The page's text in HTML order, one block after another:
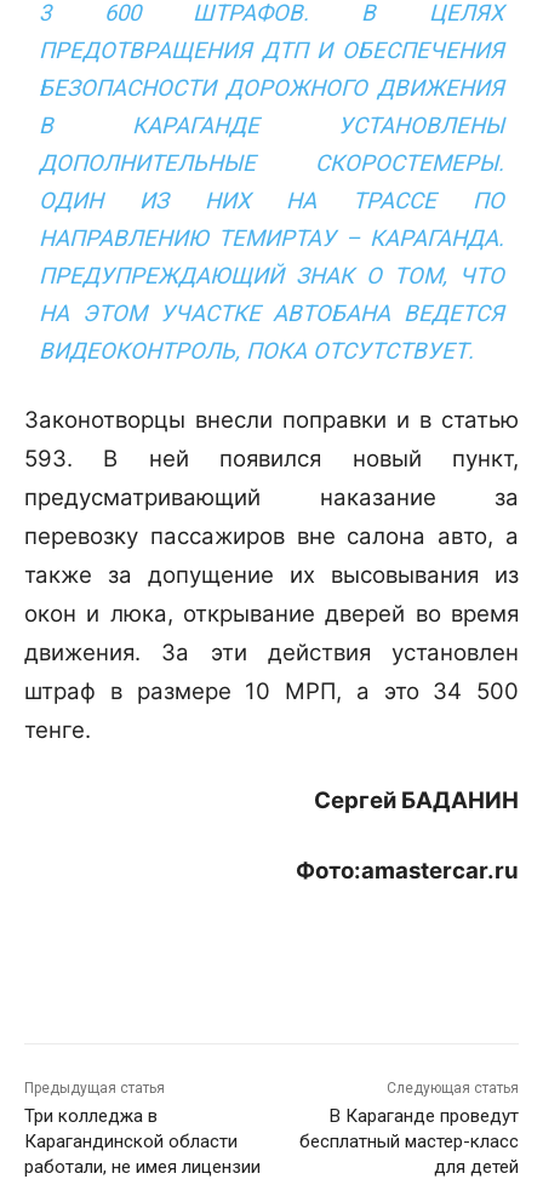
3 600 ШТРАФОВ. В ЦЕЛЯХ
ПРЕДОТВРАЩЕНИЯ ДТП И ОБЕСПЕЧЕНИЯ
БЕЗОПАСНОСТИ ДОРОЖНОГО ДВИЖЕНИЯ
В КАРАГАНДЕ УСТАНОВЛЕНЫ
ДОПОЛНИТЕЛЬНЫЕ СКОРОСТЕМЕРЫ.
ОДИН ИЗ НИХ НА ТРАССЕ ПО
НАПРАВЛЕНИЮ ТЕМИРТАУ – КАРАГАНДА.
ПРЕДУПРЕЖДАЮЩИЙ ЗНАК О ТОМ, ЧТО
НА ЭТОМ УЧАСТКЕ АВТОБАНА ВЕДЕТСЯ
ВИДЕОКОНТРОЛЬ, ПОКА ОТСУТСТВУЕТ.
Законотворцы внесли поправки и в статью
593. В ней появился новый пункт,
предусматривающий наказание за
перевозку пассажиров вне салона авто, а
также за допущение их высовывания из
окон и люка, открывание дверей во время
движения. За эти действия установлен
штраф в размере 10 МРП, а это 34 500
тенге.
Сергей БАДАНИН
Фото:amastercar.ru
Предыдущая статья
Три колледжа в
Карагандинской области
работали, не имея лицензии
Следующая статья
В Караганде проведут
бесплатный мастер-класс
для детей